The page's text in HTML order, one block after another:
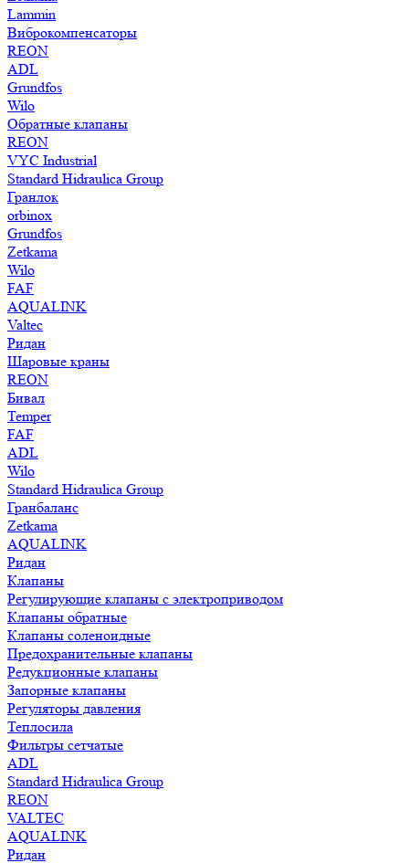
Lammin
Виброкомпенсаторы
REON
ADL
Grundfos
Wilo
Обратные клапаны
REON
VYC Industrial
Standard Hidraulica Group
Гранлок
orbinox
Grundfos
Zetkama
Wilo
FAF
AQUALINK
Valtec
Ридан
Шаровые краны
REON
Бивал
Temper
FAF
ADL
Wilo
Standard Hidraulica Group
Гранбаланс
Zetkama
AQUALINK
Ридан
Клапаны
Регулирующие клапаны с электроприводом
Клапаны обратные
Клапаны соленоидные
Предохранительные клапаны
Редукционные клапаны
Запорные клапаны
Регуляторы давления
Теплосила
Фильтры сетчатые
ADL
Standard Hidraulica Group
REON
VALTEC
AQUALINK
Ридан